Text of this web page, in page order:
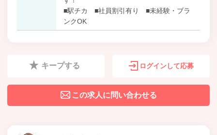
■駅チカ ■社員割引有り ■未経験・ブラ
ンクOK
キープする ログインして応募
この求人に問い合わせる